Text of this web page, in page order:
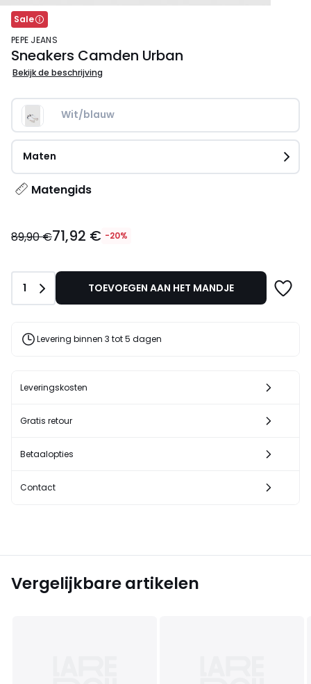
Sale
PEPE JEANS
Sneakers Camden Urban
Bekijk de beschrijving
Wit/blauw
Maten
Matengids
€
89,90
€
korting
toegepast.
89,90 €71,92 € -20%
Aantal
1 TOEVOEGEN AAN HET MANDJE
Levering binnen 3 tot 5 dagen
Leveringskosten
Gratis retour
Betaalopties
Contact
Vergelijkbare artikelen